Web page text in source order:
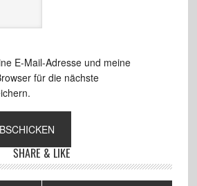
E-Mail-Adresse und meine
für die nächste
SHARE & LIKE